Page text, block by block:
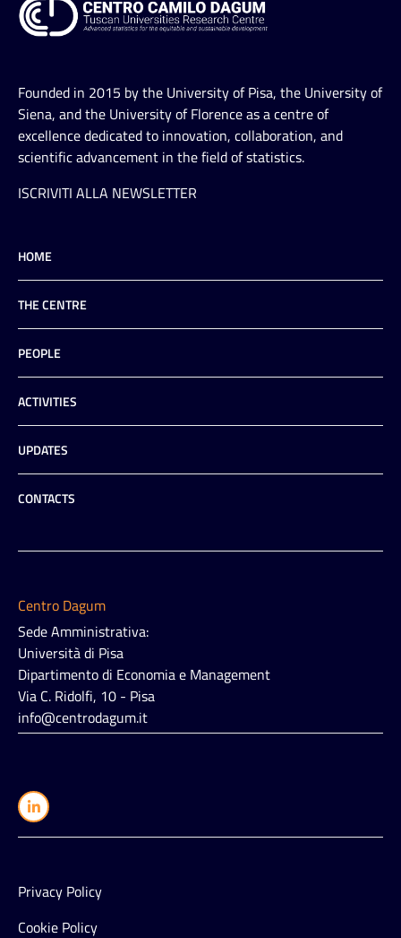
Founded in 2015 by the University of Pisa, the University of
Siena, and the University of Florence as a centre of
excellence dedicated to innovation, collaboration, and
scientific advancement in the field of statistics.
ISCRIVITI ALLA NEWSLETTER
HOME
THE CENTRE
PEOPLE
ACTIVITIES
UPDATES
CONTACTS
Centro Dagum
Sede Amministrativa:
Università di Pisa
Dipartimento di Economia e Management
Via C. Ridolfi, 10 - Pisa
info@centrodagum.it
Privacy Policy
Cookie Policy